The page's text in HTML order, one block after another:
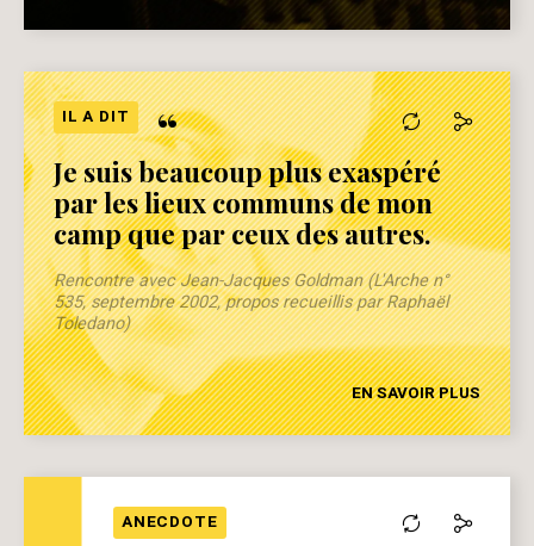
IL A DIT “
Je suis beaucoup plus exaspéré
par les lieux communs de mon
camp que par ceux des autres.
Rencontre avec Jean-Jacques Goldman (L'Arche n°
535, septembre 2002, propos recueillis par Raphaël
Toledano)
EN SAVOIR PLUS
ANECDOTE